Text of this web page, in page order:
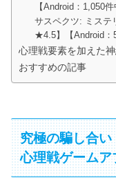
【Android：1,050
サスペクツ: ミス
★4.5】【Android：
心理戦要素を加えた
おすすめの記事
究極の騙し合
心理戦ゲームア